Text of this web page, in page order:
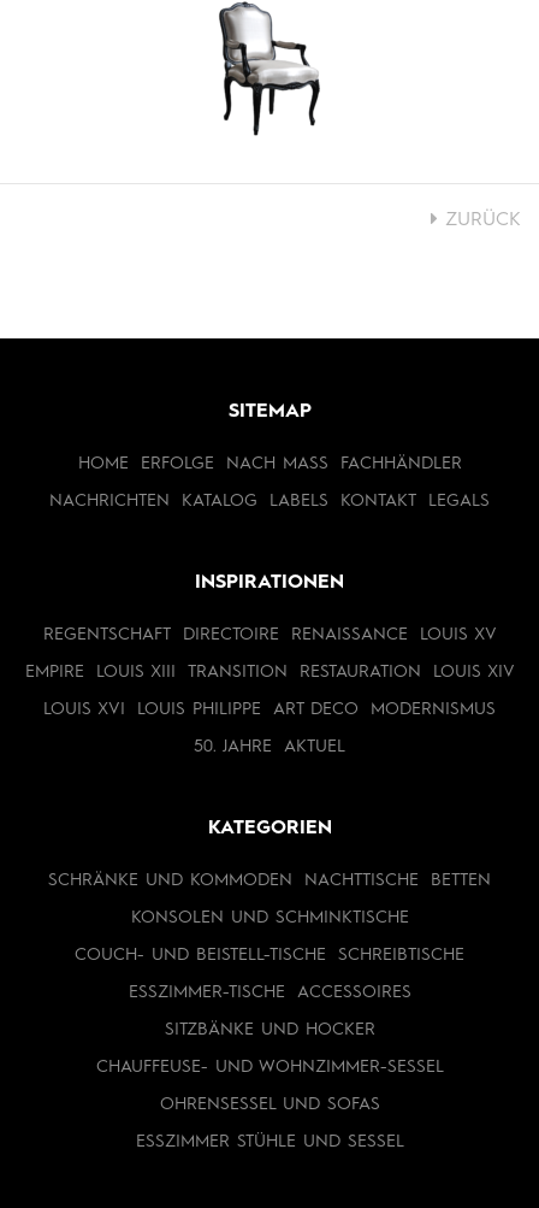
ZURÜCK
SITEMAP
HOME ERFOLGE NACH MASS FACHHÄNDLER
NACHRICHTEN KATALOG LABELS KONTAKT LEGALS
INSPIRATIONEN
REGENTSCHAFT DIRECTOIRE RENAISSANCE LOUIS XV
EMPIRE LOUIS XIII TRANSITION RESTAURATION LOUIS XIV
LOUIS XVI LOUIS PHILIPPE ART DECO MODERNISMUS
50. JAHRE AKTUEL
KATEGORIEN
SCHRÄNKE UND KOMMODEN NACHTTISCHE BETTEN
KONSOLEN UND SCHMINKTISCHE
COUCH- UND BEISTELL-TISCHE SCHREIBTISCHE
ESSZIMMER-TISCHE ACCESSOIRES
SITZBÄNKE UND HOCKER
CHAUFFEUSE- UND WOHNZIMMER-SESSEL
OHRENSESSEL UND SOFAS
ESSZIMMER STÜHLE UND SESSEL